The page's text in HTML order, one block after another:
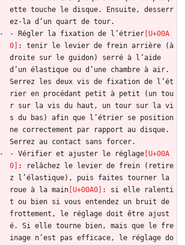
ette touche le disque. Ensuite, desserr
ez-la d’un quart de tour.
- Régler la fixation de l’étrier
: tenir le levier de frein arrière (à
droite sur le guidon) serré à l’aide
d’un élastique ou d’une chambre à air.
Serrez les deux vis de fixation de l’ét
rier en procédant petit à petit (un tou
r sur la vis du haut, un tour sur la vi
s du bas) afin que l’étrier se position
ne correctement par rapport au disque.
Serrez au contact sans forcer.
- Vérifier et ajuster le réglage
: relâchez le levier de frein (retire
z l’élastique), puis faites tourner la
roue à la main
: si elle ralenti
t ou bien si vous entendez un bruit de
frottement, le réglage doit être ajust
é. Si elle tourne bien, mais que le fre
inage n’est pas efficace, le réglage do